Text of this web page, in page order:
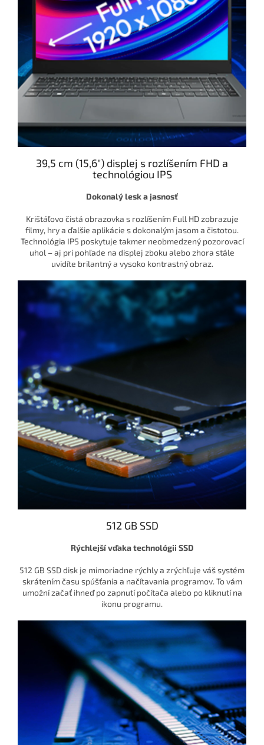
39,5 cm (15,6") displej s rozlíšením FHD a
technológiou IPS
Dokonalý lesk a jasnosť
Krištáľovo čistá obrazovka s rozlíšením Full HD zobrazuje
filmy, hry a ďalšie aplikácie s dokonalým jasom a čistotou.
Technológia IPS poskytuje takmer neobmedzený pozorovací
uhol – aj pri pohľade na displej zboku alebo zhora stále
uvidíte brilantný a vysoko kontrastný obraz.
512 GB SSD
Rýchlejší vďaka technológii SSD
512 GB SSD disk je mimoriadne rýchly a zrýchľuje váš systém
skrátením času spúšťania a načítavania programov. To vám
umožní začať ihneď po zapnutí počítača alebo po kliknutí na
ikonu programu.